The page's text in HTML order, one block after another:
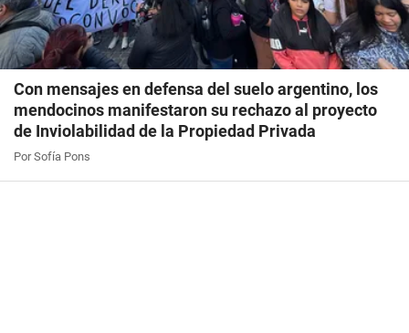
Con mensajes en defensa del suelo argentino, los
mendocinos manifestaron su rechazo al proyecto
de Inviolabilidad de la Propiedad Privada
Por Sofía Pons